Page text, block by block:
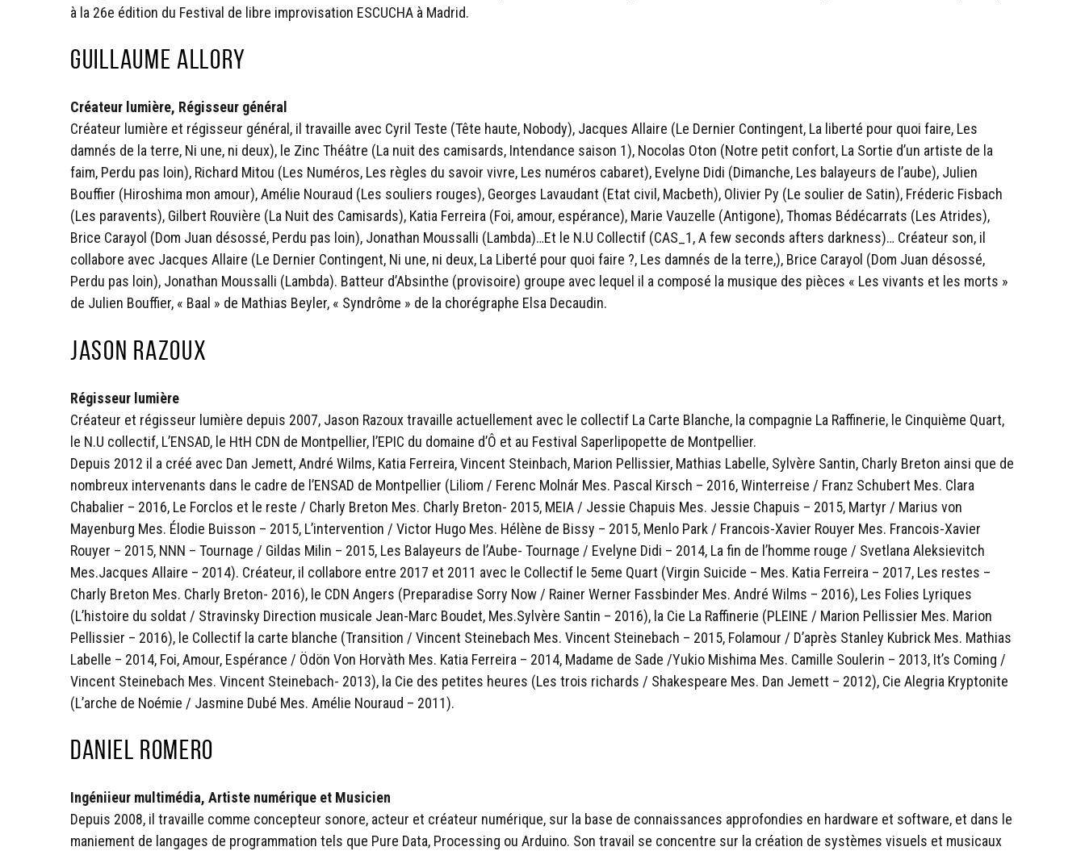
à la 26e édition du Festival de libre improvisation ESCUCHA à Madrid.
Guillaume Allory
Créateur lumière, Régisseur général
Créateur lumière et régisseur général, il travaille avec Cyril Teste (Tête haute, Nobody), Jacques Allaire (Le Dernier Contingent, La liberté pour quoi faire, Les
damnés de la terre, Ni une, ni deux), le Zinc Théâtre (La nuit des camisards, Intendance saison 1), Nocolas Oton (Notre petit confort, La Sortie d’un artiste de la
faim, Perdu pas loin), Richard Mitou (Les Numéros, Les règles du savoir vivre, Les numéros cabaret), Evelyne Didi (Dimanche, Les balayeurs de l’aube), Julien
Bouffier (Hiroshima mon amour), Amélie Nouraud (Les souliers rouges), Georges Lavaudant (Etat civil, Macbeth), Olivier Py (Le soulier de Satin), Fréderic Fisbach
(Les paravents), Gilbert Rouvière (La Nuit des Camisards), Katia Ferreira (Foi, amour, espérance), Marie Vauzelle (Antigone), Thomas Bédécarrats (Les Atrides),
Brice Carayol (Dom Juan désossé, Perdu pas loin), Jonathan Moussalli (Lambda)…Et le N.U Collectif (CAS_1, A few seconds afters darkness)… Créateur son, il
collabore avec Jacques Allaire (Le Dernier Contingent, Ni une, ni deux, La Liberté pour quoi faire ?, Les damnés de la terre,), Brice Carayol (Dom Juan désossé,
Perdu pas loin), Jonathan Moussalli (Lambda). Batteur d’Absinthe (provisoire) groupe avec lequel il a composé la musique des pièces « Les vivants et les morts »
de Julien Bouffier, « Baal » de Mathias Beyler, « Syndrôme » de la chorégraphe Elsa Decaudin.
Jason Razoux
Régisseur lumière
Créateur et régisseur lumière depuis 2007, Jason Razoux travaille actuellement avec le collectif La Carte Blanche, la compagnie La Raffinerie, le Cinquième Quart,
le N.U collectif, L’ENSAD, le HtH CDN de Montpellier, l’EPIC du domaine d’Ô et au Festival Saperlipopette de Montpellier.
Depuis 2012 il a créé avec Dan Jemett, André Wilms, Katia Ferreira, Vincent Steinbach, Marion Pellissier, Mathias Labelle, Sylvère Santin, Charly Breton ainsi que de
nombreux intervenants dans le cadre de l’ENSAD de Montpellier (Liliom / Ferenc Molnár Mes. Pascal Kirsch – 2016, Winterreise / Franz Schubert Mes. Clara
Chabalier – 2016, Le Forclos et le reste / Charly Breton Mes. Charly Breton- 2015, MEIA / Jessie Chapuis Mes. Jessie Chapuis – 2015, Martyr / Marius von
Mayenburg Mes. Élodie Buisson – 2015, L’intervention / Victor Hugo Mes. Hélène de Bissy – 2015, Menlo Park / Francois-Xavier Rouyer Mes. Francois-Xavier
Rouyer – 2015, NNN – Tournage / Gildas Milin – 2015, Les Balayeurs de l’Aube- Tournage / Evelyne Didi – 2014, La fin de l’homme rouge / Svetlana Aleksievitch
Mes.Jacques Allaire – 2014). Créateur, il collabore entre 2017 et 2011 avec le Collectif le 5eme Quart (Virgin Suicide – Mes. Katia Ferreira – 2017, Les restes –
Charly Breton Mes. Charly Breton- 2016), le CDN Angers (Preparadise Sorry Now / Rainer Werner Fassbinder Mes. André Wilms – 2016), Les Folies Lyriques
(L’histoire du soldat / Stravinsky Direction musicale Jean-Marc Boudet, Mes.Sylvère Santin – 2016), la Cie La Raffinerie (PLEINE / Marion Pellissier Mes. Marion
Pellissier – 2016), le Collectif la carte blanche (Transition / Vincent Steinebach Mes. Vincent Steinebach – 2015, Folamour / D’après Stanley Kubrick Mes. Mathias
Labelle – 2014, Foi, Amour, Espérance / Ödön Von Horvàth Mes. Katia Ferreira – 2014, Madame de Sade /Yukio Mishima Mes. Camille Soulerin – 2013, It’s Coming /
Vincent Steinebach Mes. Vincent Steinebach- 2013), la Cie des petites heures (Les trois richards / Shakespeare Mes. Dan Jemett – 2012), Cie Alegria Kryptonite
(L’arche de Noémie / Jasmine Dubé Mes. Amélie Nouraud – 2011).
Daniel Romero
Ingéniieur multimédia, Artiste numérique et Musicien
Depuis 2008, il travaille comme concepteur sonore, acteur et créateur numérique, sur la base de connaissances approfondies en hardware et software, et dans le
maniement de langages de programmation tels que Pure Data, Processing ou Arduino. Son travail se concentre sur la création de systèmes visuels et musicaux